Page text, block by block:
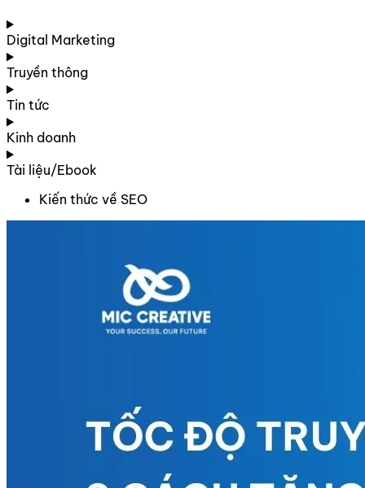
Digital Marketing
Truyền thông
Tin tức
Kinh doanh
Tài liệu/Ebook
Kiến thức về SEO